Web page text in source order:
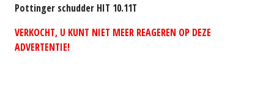
Pottinger schudder HIT 10.11T
VERKOCHT, U KUNT NIET MEER REAGEREN OP DEZE
ADVERTENTIE!